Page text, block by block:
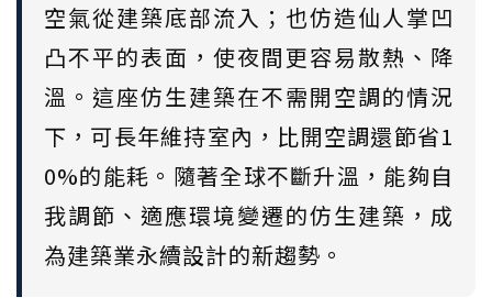
空氣從建築底部流入；也仿造仙人掌凹
凸不平的表面，使夜間更容易散熱、降
溫。這座仿生建築在不需開空調的情況
下，可長年維持室內，比開空調還節省1
0%的能耗。隨著全球不斷升溫，能夠自
我調節、適應環境變遷的仿生建築，成
為建築業永續設計的新趨勢。